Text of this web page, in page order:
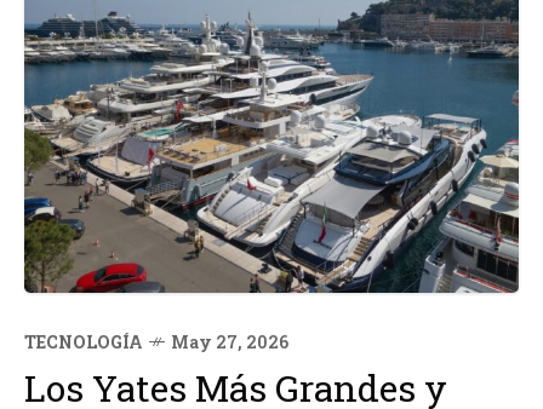
TECNOLOGÍA May 27, 2026
Los Yates Más Grandes y